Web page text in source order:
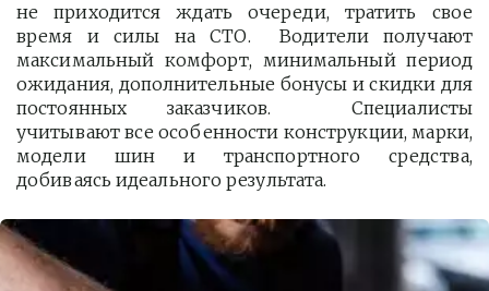
не приходится ждать очереди, тратить свое
время и силы на СТО. Водители получают
максимальный комфорт, минимальный период
ожидания, дополнительные бонусы и скидки для
постоянных заказчиков. Специалисты
учитывают все особенности конструкции, марки,
модели шин и транспортного средства,
добиваясь идеального результата.